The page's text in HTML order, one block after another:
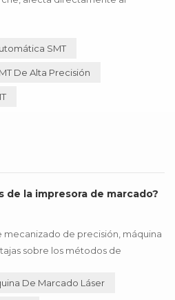
la máquina SMT funcione de
dejará de funcionar, lo que
de la ...
SMT
De Alta Precisión
de la impresora de marcado?
de precisión, máquina
sobre los métodos de
el equipo no requiere
De Marcado Láser